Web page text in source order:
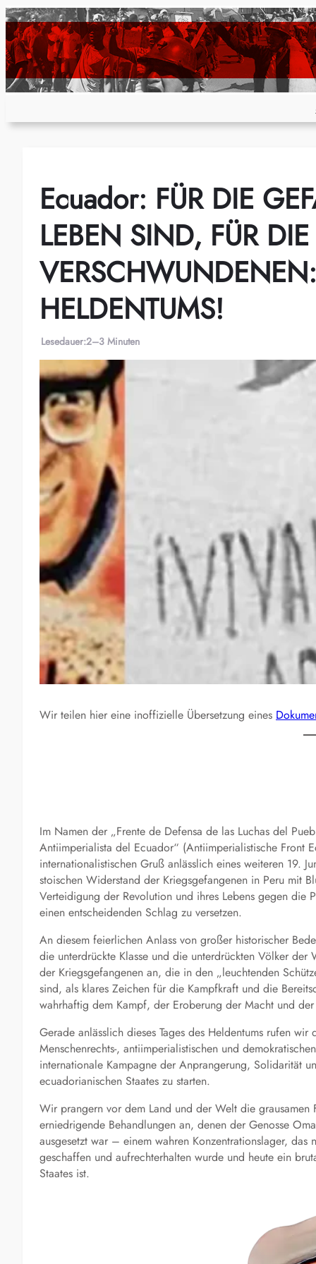
Zum
Inhalt
springen
Ecuador: FÜR DIE
LEBEN SIND, FÜR
HELDENTUMS!
Lesedauer:2–3 Minuten
Wir teilen hier eine inoffizielle Übersetzung eines
Im Namen der „Frente de Defensa de las Luchas del
Antiimperialista del Ecuador“ (Antiimperialistische Front
internationalistischen Gruß anlässlich eines weiteren 19.
stoischen Widerstand der Kriegsgefangenen in Peru mit
Verteidigung der Revolution und ihres Lebens gegen die
einen entscheidenden Schlag zu versetzen.
An diesem feierlichen Anlass von großer historischer
die unterdrückte Klasse und die unterdrückten Völker
der Kriegsgefangenen an, die in den „leuchtenden
sind, als klares Zeichen für die Kampfkraft und die
wahrhaftig dem Kampf, der Eroberung der Macht und
Gerade anlässlich dieses Tages des Heldentums rufen
Menschenrechts-, antiimperialistischen und
internationale Kampagne der Anprangerung, Solidarität
ecuadorianischen Staates zu starten.
Wir prangern vor dem Land und der Welt die
erniedrigende Behandlungen an, denen der Genosse
ausgesetzt war – einem wahren Konzentrationslager,
geschaffen und aufrechterhalten wurde und heute ein
Staates ist.